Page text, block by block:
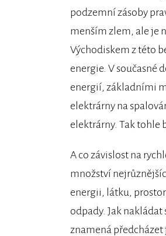
podzemní zásoby
menším zlem, ale je
Východiskem z této
energie. V současné
energií, základními
elektrárny na
elektrárny. Tak tohle
A co závislost na
množství
energii, látku,
odpady. Jak
znamená